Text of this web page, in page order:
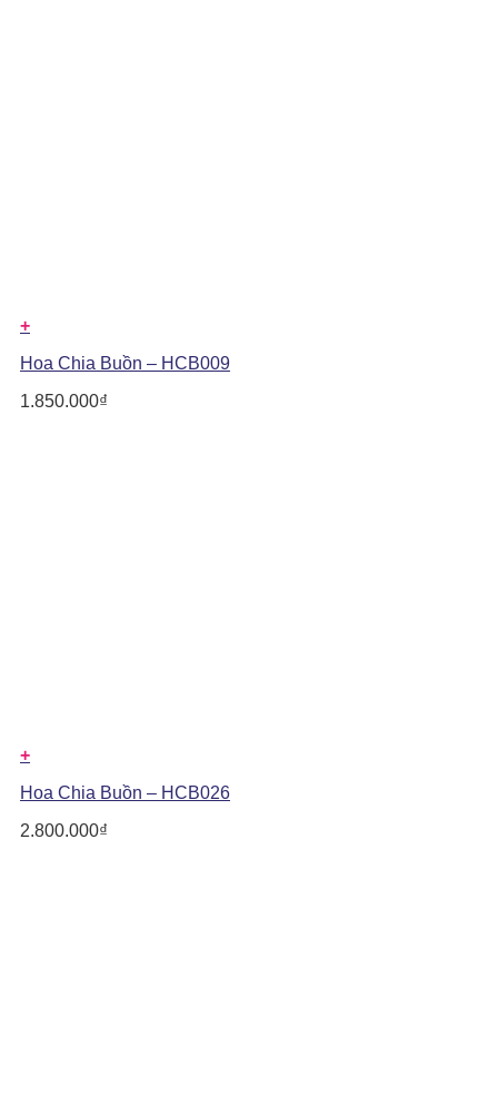
+
Hoa Chia Buồn – HCB009
1.850.000₫
+
Hoa Chia Buồn – HCB026
2.800.000₫